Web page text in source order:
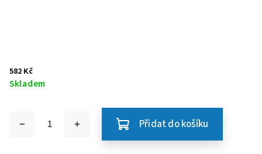
582 Kč
Skladem
Přidat do košíku